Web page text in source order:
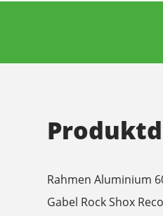
Rahmen Aluminium
Gabel Rock Shox